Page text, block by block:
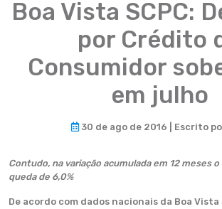
Boa Vista SCPC:
por Crédito
Consumidor
em julho
30 de ago de 2016 | Escrito
Contudo, na variação acumulada em 12 meses
queda de 6,0%
De acordo com dados nacionais da Boa Vista